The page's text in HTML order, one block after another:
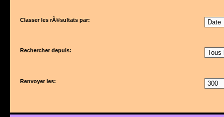
Classer les rÃ©sultats par:
Rechercher depuis:
Renvoyer les: